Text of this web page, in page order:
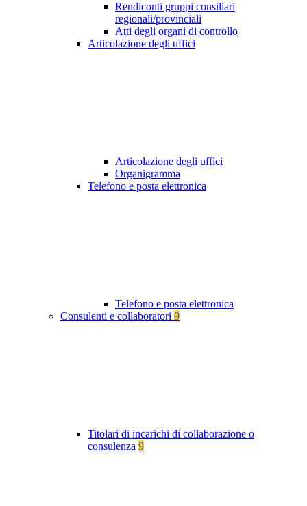
Rendiconti gruppi consiliari
regionali/provinciali
Atti degli organi di controllo
Articolazione degli uffici
Articolazione degli uffici
Organigramma
Telefono e posta elettronica
Telefono e posta elettronica
Consulenti e collaboratori 9
Titolari di incarichi di collaborazione o
consulenza 9